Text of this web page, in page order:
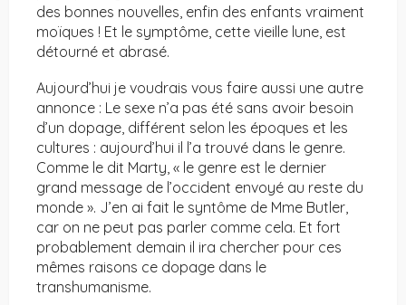
des bonnes nouvelles, enfin des enfants vraiment
moïques ! Et le symptôme, cette vieille lune, est
détourné et abrasé.
Aujourd’hui je voudrais vous faire aussi une autre
annonce : Le sexe n’a pas été sans avoir besoin
d’un dopage, différent selon les époques et les
cultures : aujourd’hui il l’a trouvé dans le genre.
Comme le dit Marty, « le genre est le dernier
grand message de l’occident envoyé au reste du
monde ». J’en ai fait le syntôme de Mme Butler,
car on ne peut pas parler comme cela. Et fort
probablement demain il ira chercher pour ces
mêmes raisons ce dopage dans le
transhumanisme.